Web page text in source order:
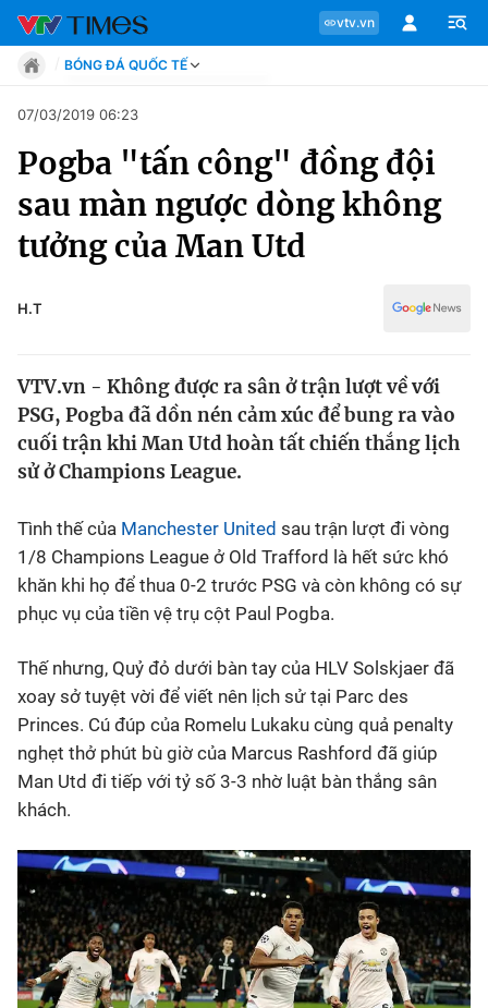
vtv.vn
Chuyên mục
Tin tức
Chân dung
Sự kiện
Bóng đá
Thể thao Điện tử
Các môn khác
VIDEO
Bên lề
BÓNG ĐÁ QUỐC TẾ
Move
Phong cách
Chân dung
Sự kiện
Bóng đá
Thể thao điện tử
07/03/2019 06:23
Pogba "tấn công" đồng đội
sau màn ngược dòng không
tưởng của Man Utd
H.T
VTV.vn - Không được ra sân ở trận lượt về với
PSG, Pogba đã dồn nén cảm xúc để bung ra vào
cuối trận khi Man Utd hoàn tất chiến thắng lịch
sử ở Champions League.
Tình thế của Manchester United sau trận lượt đi vòng
1/8 Champions League ở Old Trafford là hết sức khó
khăn khi họ để thua 0-2 trước PSG và còn không có sự
phục vụ của tiền vệ trụ cột Paul Pogba.
Thế nhưng, Quỷ đỏ dưới bàn tay của HLV Solskjaer đã
xoay sở tuyệt vời để viết nên lịch sử tại Parc des
Princes. Cú đúp của Romelu Lukaku cùng quả penalty
nghẹt thở phút bù giờ của Marcus Rashford đã giúp
Man Utd đi tiếp với tỷ số 3-3 nhờ luật bàn thắng sân
khách.